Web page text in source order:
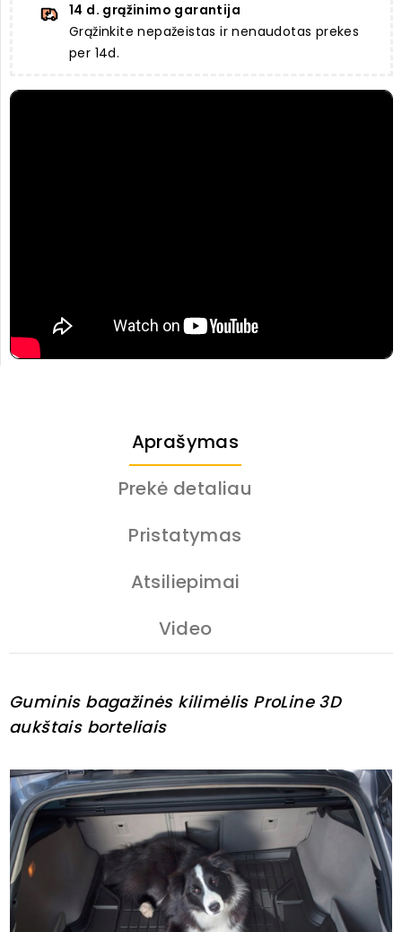
14 d. grąžinimo garantija
Grąžinkite nepažeistas ir nenaudotas prekes
per 14d.
Aprašymas
Prekė detaliau
Pristatymas
Atsiliepimai
Video
Guminis bagažinės kilimėlis ProLine 3D
aukštais borteliais